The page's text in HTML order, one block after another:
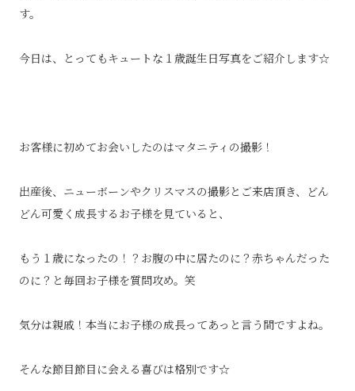
す。
今日は、とってもキュートな１歳誕生日写真をご紹介します☆
お客様に初めてお会いしたのはマタニティの撮影！
出産後、ニューボーンやクリスマスの撮影とご来店頂き、どん
どん可愛く成長するお子様を見ていると、
もう１歳になったの！？お腹の中に居たのに？赤ちゃんだった
のに？と毎回お子様を質問攻め。笑
気分は親戚！本当にお子様の成長ってあっと言う間ですよね。
そんな節目節目に会える喜びは格別です☆